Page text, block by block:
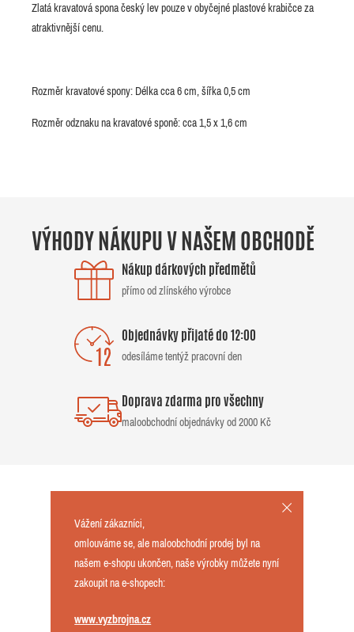
Zlatá kravatová spona český lev pouze v obyčejné plastové krabičce za
atraktivnější cenu.
Rozměr kravatové spony: Délka cca 6 cm, šířka 0,5 cm
Rozměr odznaku na kravatové sponě: cca 1,5 x 1,6 cm
VÝHODY NÁKUPU V NAŠEM OBCHODĚ
Nákup dárkových předmětů
přímo od zlínského výrobce
Objednávky přijaté do 12:00
odesíláme tentýž pracovní den
Doprava zdarma pro všechny
maloobchodní objednávky od 2000 Kč
Vážení zákazníci,
omlouváme se, ale maloobchodní prodej byl na
našem e-shopu ukončen, naše výrobky můžete nyní
zakoupit na e-shopech:
www.vyzbrojna.cz